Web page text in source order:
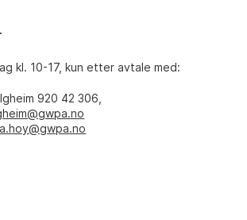
kl. 10-17, kun etter avtale med:
920 42 306,